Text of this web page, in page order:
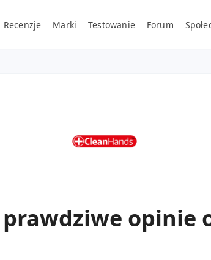
Recenzje Marki Testowanie Forum
opinie